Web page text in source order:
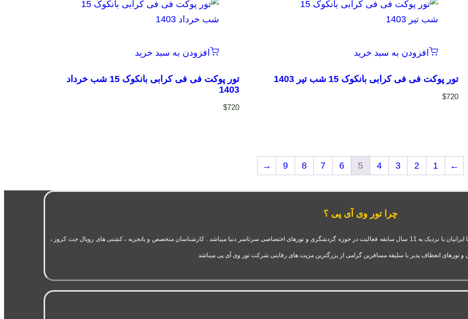
افزودن به سبد خرید
تور پوکت فی فی کرابی بانکوک 15 شب تیر 1403
$720
افزودن به سبد خرید
تور پوکت فی فی کرابی بانکوک 15 شب خرداد
1403
$720
←
1
2
3
4
5
6
7
8
9
→
چرا تور وی آی پی ؟
شرکت تور وی آی پی استارتاپ موفق و فعال قدرت گرفته از آژانس سفرهای دلربا ایرانیان با نزدیک به 11 سال سابقه فعالیت در حوزه گردشگری و تورهای اختصاصی سرتاسر دنیا میباشد . کارشناسان متخصص و باتجربه ، کشتی های رویال جت کروز ،
انعطاف پذیر با سلیقه مسافرین گرامی از بزرگترین مزیت های رقابتی شرکت تور وی آی پی میباشد